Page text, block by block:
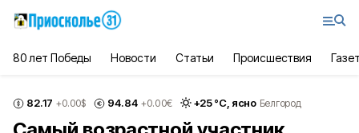
80 лет Победы Новости Статьи Происшествия
82.17 +0.00$ 94.84 +0.00€ +25°С, ясно Белгород